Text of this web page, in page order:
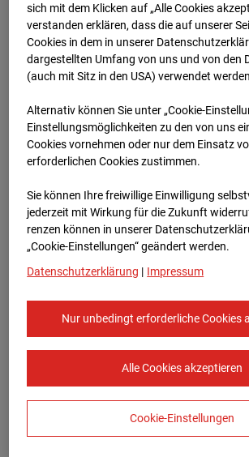
BC-120 - BV W2
Campus BT 1-3
Stuttgart
Zur Übersicht
Europe/Berlin
sich mit dem Klicken auf „Alle Cookies
ver­standen erklären, dass die auf unserer
Cookies in dem in unserer
dargestellten Umfang von uns und von den
(auch mit Sitz in den USA) verwendet
Alternativ können Sie unter „Cookie-
Einstellungsmöglichkeiten zu den von uns
Cookies vornehmen oder nur dem Einsatz
erforderlichen Cookies zustimmen.
Sie können Ihre freiwillige Einwilligung
jederzeit mit Wirkung für die Zukunft
renzen können in unserer
„Cookie-Einstellungen“ geändert werden.
Datenschutzerklärung | Impressum
Nur unbedingt erforderliche Cookies
Alle Cookies akzeptieren
Cookie-Einstellungen